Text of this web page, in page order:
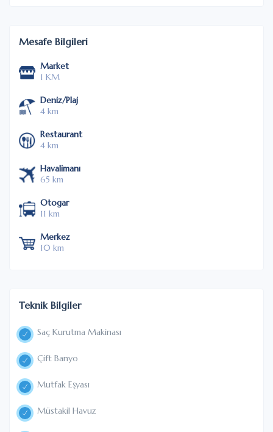
Mesafe Bilgileri
Market
1 KM
Deniz/Plaj
4 km
Restaurant
4 km
Havalimanı
65 km
Otogar
11 km
Merkez
10 km
Teknik Bilgiler
Saç Kurutma Makinası
Çift Banyo
Mutfak Eşyası
Müstakil Havuz